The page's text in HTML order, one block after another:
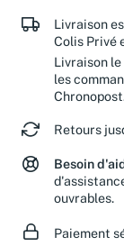
Livraison
Colis Privé
Livraison
les
Retours
Besoin
ouvrables.
Paiement